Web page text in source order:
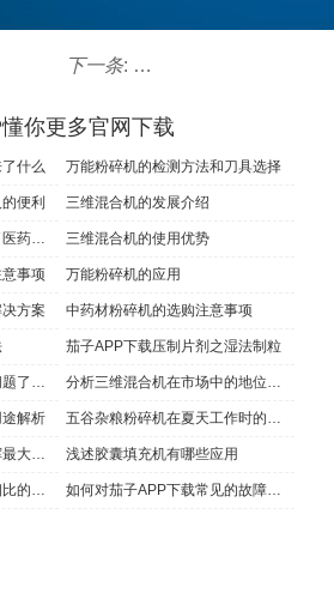
正确使用方法
下一条: 三维混合机的使用有哪
你更多官网下载
什么 万能粉碎机的检测方法和刀具选择
便利 三维混合机的发展介绍
中药材料粉碎机是否促进了医药的发展 三维混合机的使用优势
事项 万能粉碎机的应用
方案 中药材粉碎机的选购注意事项
茄子APP下载压制片剂之湿法制粒
大家对万能粉碎机的电路问题了解多少 分析三维混合机在市场中的地位如何
解析 五谷杂粮粉碎机在夏天工作时的注意事项
中药材粉碎机如何才能发挥最大的作用 浅述胶囊填充机有哪些应用
单冲茄子APP下载与传统相比的优势有哪些 如何对茄子APP下载常见的故障进行处理